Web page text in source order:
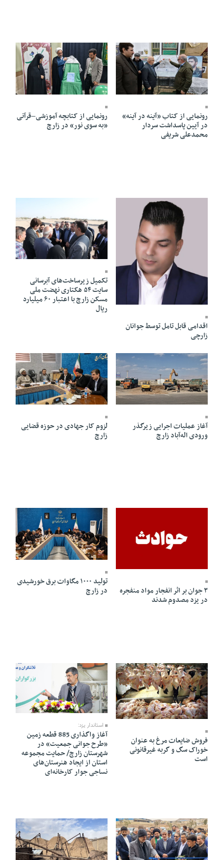
05 Azar 1404 - 13:54
رونمایی از کتاب «آینه در آینه»
در آیین پاسداشت سردار
محمدعلی شریفی
02 Azar 1404 - 18:30
رونمایی از کتابچه آموزشی–قرآنی
«به سوی نور» در زارچ
12 Aban 1404 - 15:10
اقدامی قابل تامل توسط جوانان
زارچی
28 Mehr 1404 - 11:46
تکمیل زیرساخت‌های آبرسانی
سایت ۵۴ هکتاری نهضت ملی
مسکن زارچ با اعتبار ۶۰ میلیارد
ریال
آغاز عملیات اجرایی زیرگذر
ورودی اله‌آباد زارچ
07 Khordad 1404 - 12:24
لزوم کار جهادی در حوزه قضایی
زارچ
٣ جوان بر اثر انفجار مواد منفجره
در یزد مصدوم شدند
24 Bahman 1403 - 20:05
تولید ۱۰۰۰ مگاوات برق خورشیدی
در زارچ
23 Bahman 1403 - 21:28
فروش ضایعات مرغ به عنوان
خوراک سگ و گربه غیرقانونی
است
21 Bahman 1403 - 13:34
استاندار یزد:
آغاز واگذاری 885 قطعه زمین
«طرح جوانی جمعیت» در
شهرستان زارچ/ حمایت مجموعه
استان از ایجاد هنرستان‌های
نساجی جوار کارخانه‌ای